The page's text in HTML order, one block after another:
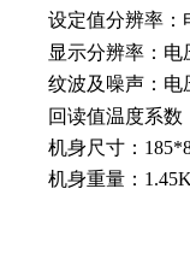
设定值分辨率：
显示分辨率：电
纹波及噪声：电
回读值温度系数
机身尺寸：
机身重量：